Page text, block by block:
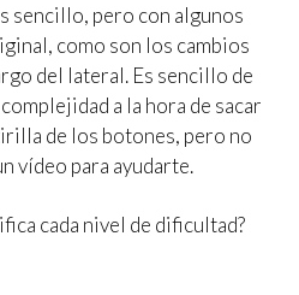
sencillo, pero con algunos
como son los cambios
del lateral. Es sencillo de
a la hora de sacar
de los botones, pero no
vídeo para ayudarte.
cada nivel de dificultad?